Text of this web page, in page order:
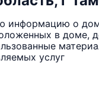
информацию о
в доме,
услуг